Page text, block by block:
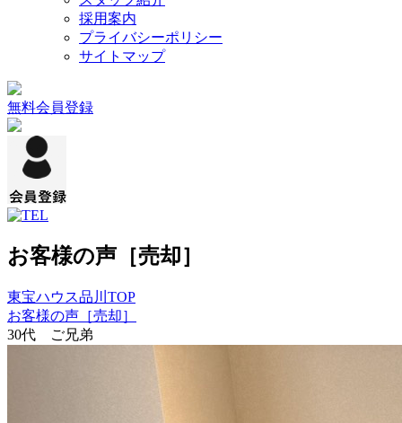
採用案内
プライバシーポリシー
サイトマップ
無料会員登録
お客様の声［売却］
東宝ハウス品川TOP
お客様の声［売却］
30代 ご兄弟